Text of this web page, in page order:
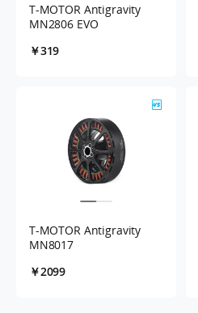
T-MOTOR Antigravity
MN2806 EVO
￥319
T-MOTOR Antigravity
MN8017
￥2099